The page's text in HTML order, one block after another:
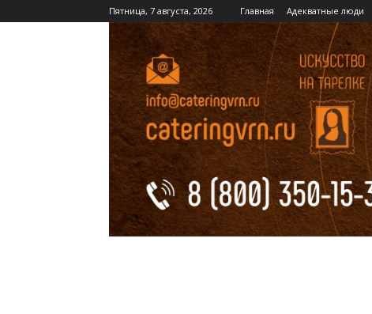
Пятница, 7 августа, 2026 Главная Адекватные люди